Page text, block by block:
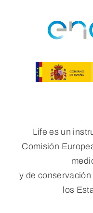
Life es un
Comisión
y de
los